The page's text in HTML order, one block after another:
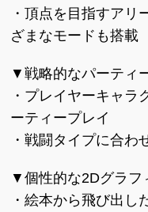
・頂点を目指すアリ
ざまなモードも搭載
▼戦略的なパーティ
・プレイヤーキャラ
ーティープレイ
・戦闘タイプに合わ
▼個性的な2Dグラフ
・絵本から飛び出し